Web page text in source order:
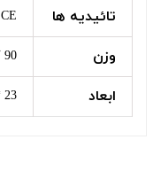
تائیدیه ها CE
وزن 90 گرم
ابعاد 23 * 125 * 82